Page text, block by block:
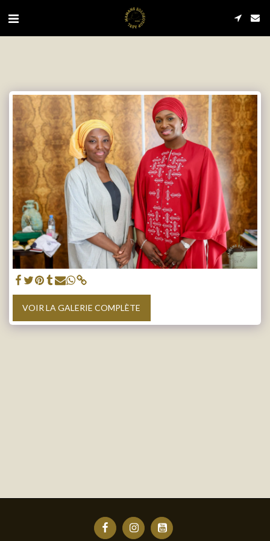
VOIR LA GALERIE COMPLÈTE